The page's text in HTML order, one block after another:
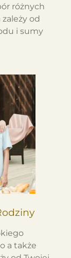
różnych
od
i sumy
a także